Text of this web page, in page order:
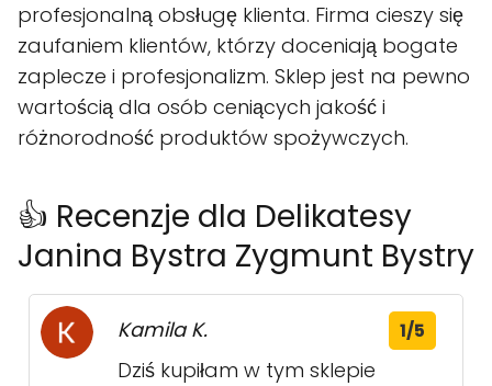
profesjonalną obsługę klienta. Firma cieszy się
zaufaniem klientów, którzy doceniają bogate
zaplecze i profesjonalizm. Sklep jest na pewno
wartością dla osób ceniących jakość i
różnorodność produktów spożywczych.
👍 Recenzje dla Delikatesy
Janina Bystra Zygmunt Bystry
Kamila K. 1/5
Dziś kupiłam w tym sklepie